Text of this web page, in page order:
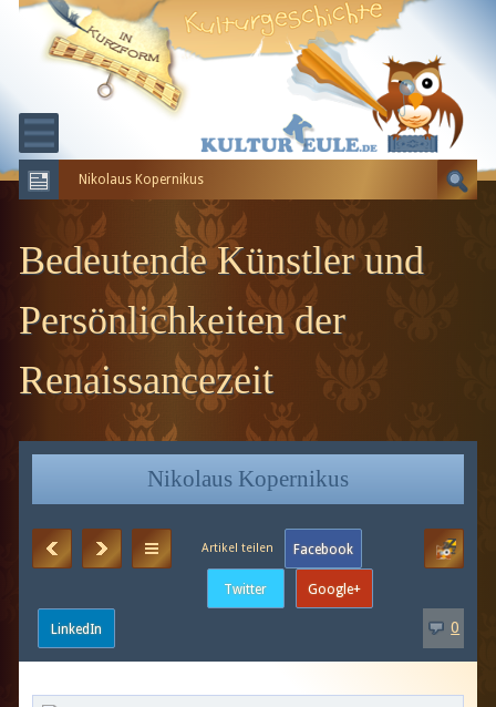
KULTURGESCHICHTE
ERDGESCHICHTE
EVOLUTION
Nikolaus Kopernikus
Bedeutende Künstler und
Persönlichkeiten der
Renaissancezeit
Nikolaus Kopernikus
0